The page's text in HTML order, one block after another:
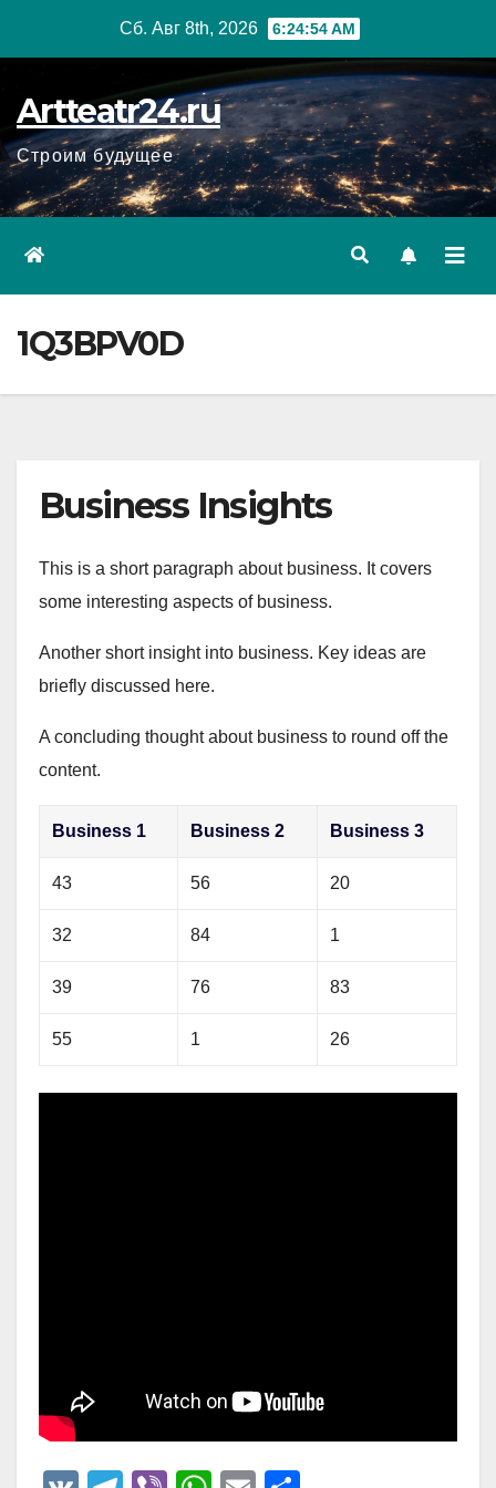
Сб. Авг 8th, 2026 6:24:55 AM
Artteatr24.ru
Строим будущее
1Q3BPV0D
Business Insights
This is a short paragraph about business. It covers
some interesting aspects of business.
Another short insight into business. Key ideas are
briefly discussed here.
A concluding thought about business to round off the
content.
Business 1 Business 2 Business 3
43 56 20
32 84 1
39 76 83
55 1 26